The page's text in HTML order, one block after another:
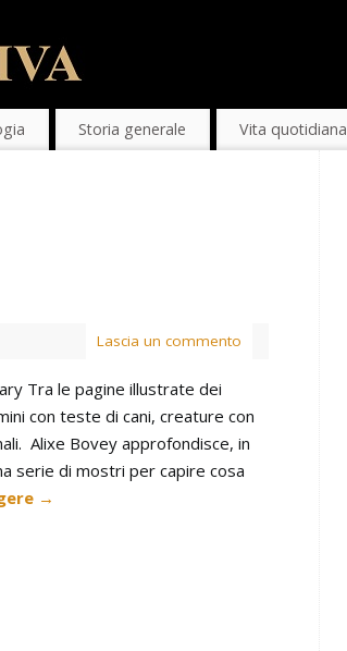
Storia generale Vita quotidiana
Lascia un commento
Tra le pagine illustrate dei
con teste di cani, creature con
Alixe Bovey approfondisce, in
serie di mostri per capire cosa
→